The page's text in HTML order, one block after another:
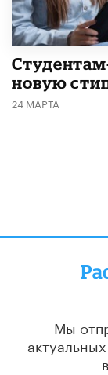
новую
24 МАРТА
Мы